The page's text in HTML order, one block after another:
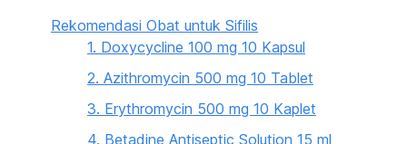
Rekomendasi Obat untuk Sifilis
1. Doxycycline 100 mg 10 Kapsul
2. Azithromycin 500 mg 10 Tablet
3. Erythromycin 500 mg 10 Kaplet
4. Betadine Antiseptic Solution 15 ml